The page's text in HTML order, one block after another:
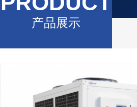
产品展示